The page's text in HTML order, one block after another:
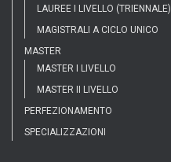
LAUREE I LIVELLO (TRIENNALE)
MAGISTRALI A CICLO UNICO
MASTER
MASTER I LIVELLO
MASTER II LIVELLO
PERFEZIONAMENTO
SPECIALIZZAZIONI